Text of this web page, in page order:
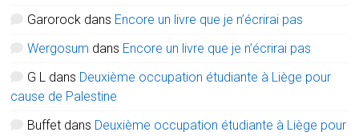
Garorock dans Encore un livre que je n’écrirai pas
Wergosum dans Encore un livre que je n’écrirai pas
G L dans Deuxième occupation étudiante à Liège pour
cause de Palestine
Buffet dans Deuxième occupation étudiante à Liège pour